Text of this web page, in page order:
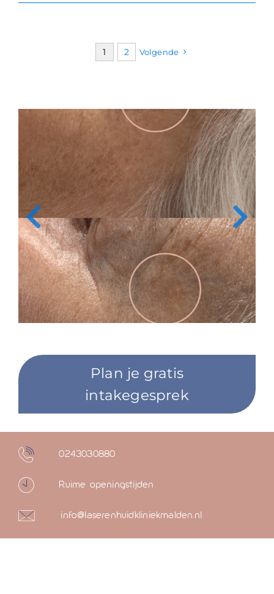
1 2 Volgende
Plan je gratis
intakegesprek
0243030880
Ruime openingstijden
info@laserenhuidkliniekmalden.nl